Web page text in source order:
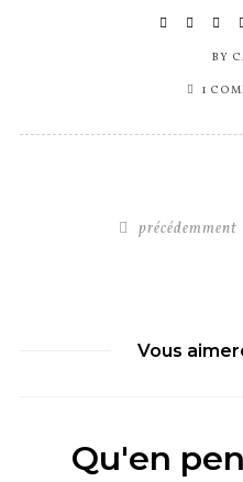
BY
1
précédemment
Vous
Qu'en